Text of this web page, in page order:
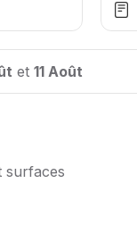
et 11 Août
surfaces